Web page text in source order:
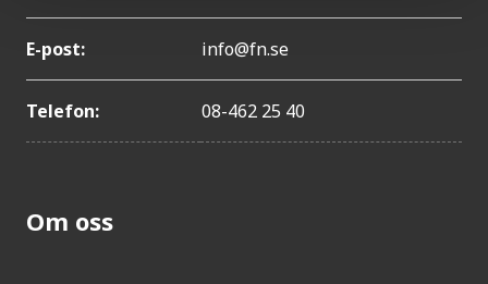
E-post: info@fn.se
Telefon: 08-462 25 40
Om oss